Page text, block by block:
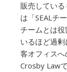
販売してい
は「SEALチ
チームとは
いるほど過
客オフィスへ
Crosby Law